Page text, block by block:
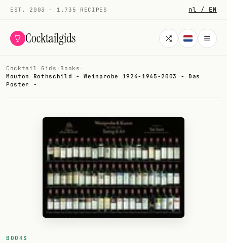
EST. 2003 · 1.735 RECIPES nl / EN
Cocktailgids
Menu
All cocktails
Alcohol-free
Cocktail Gids · Books ·
Mouton Rothschild - Weinprobe 1924-1945-2003 - Das
Poster -
BOOKS